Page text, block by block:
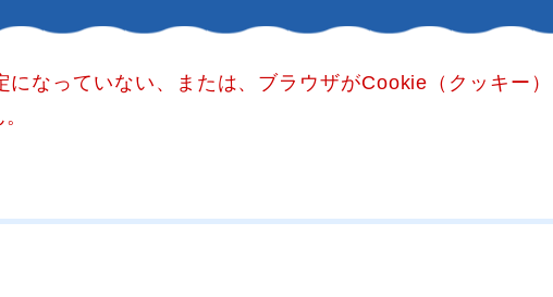
なっていない、または、ブラウザがCookie（クッキー